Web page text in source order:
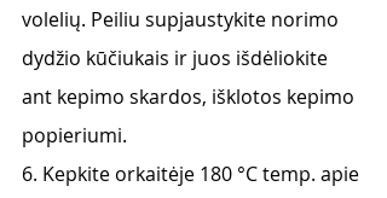
volelių. Peiliu supjaustykite norimo
dydžio kūčiukais ir juos išdėliokite
ant kepimo skardos, išklotos kepimo
popieriumi.
6. Kepkite orkaitėje 180 °C temp. apie